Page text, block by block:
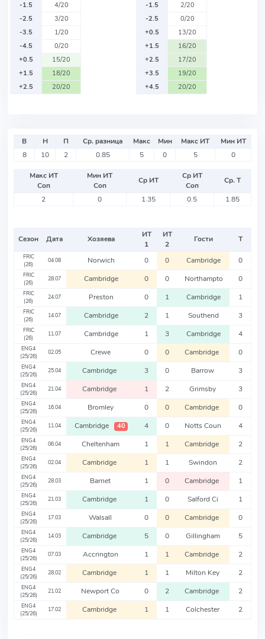
-1.5
4/20
-2.5
3/20
-3.5
1/20
-4.5
0/20
+0.5
15/20
+1.5
18/20
+2.5
20/20
-1.5
2/20
-2.5
0/20
+0.5
13/20
+1.5
16/20
+2.5
17/20
+3.5
19/20
+4.5
20/20
В Н П Ср. разница Макс Мин Макс ИТ
Мин ИТ
8
10 2 0.85 5 0 5 0
Макс ИТ
Соп
Мин ИТ
Соп
Ср ИТ
Ср ИТ
Соп
Ср. Т
2
0 1.35 0.5 1.85
Сезон Дата Хозяева
ИТ
1
ИТ
2
Гости Т
FRIC
(26)
04.08 Norwich 0 0 Cambridge 0
FRIC
(26)
28.07 Cambridge 0 0 Northampto 0
FRIC
(26)
24.07 Preston 0 1 Cambridge 1
FRIC
(26)
14.07 Cambridge 2 1 Southend 3
FRIC
(26)
11.07 Cambridge 1 3 Cambridge 4
ENG4
(25/26)
02.05 Crewe 0 0 Cambridge 0
ENG4
(25/26)
25.04 Cambridge 3 0 Barrow 3
ENG4
(25/26)
21.04 Cambridge 1 2 Grimsby 3
ENG4
(25/26)
16.04 Bromley 0 0 Cambridge 0
ENG4
(25/26)
11.04 Cambridge 40 4 0 Notts Coun 4
ENG4
(25/26)
06.04 Cheltenham 1 1 Cambridge 2
ENG4
(25/26)
02.04 Cambridge 1 1 Swindon 2
ENG4
(25/26)
28.03 Barnet 1 0 Cambridge 1
ENG4
(25/26)
21.03 Cambridge 1 0 Salford Ci 1
ENG4
(25/26)
17.03 Walsall 0 0 Cambridge 0
ENG4
(25/26)
14.03 Cambridge 5 0 Gillingham 5
ENG4
(25/26)
07.03 Accrington 1 1 Cambridge 2
ENG4
(25/26)
28.02 Cambridge 1 1 Milton Key 2
ENG4
(25/26)
21.02 Newport Co 0 2 Cambridge 2
ENG4
(25/26)
17.02 Cambridge 1 1 Colchester 2